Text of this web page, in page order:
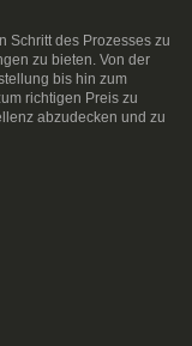
Schritt des Prozesses zu
zu bieten. Von der
bis hin zum
richtigen Preis zu
abzudecken und zu